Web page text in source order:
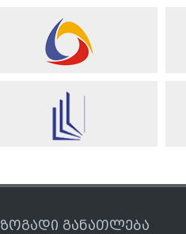
ზოგადი განათლება